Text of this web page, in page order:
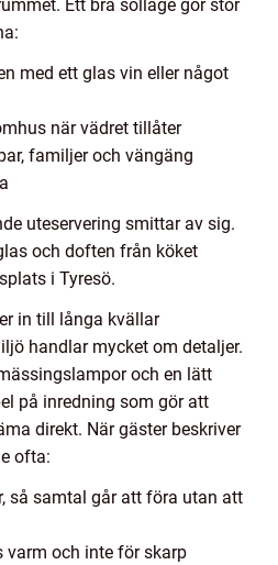
Ett bra solläge gör stor
med ett glas vin eller något
när vädret tillåter
familjer och vängäng
uteservering smittar av sig.
och doften från köket
i Tyresö.
in till långa kvällar
handlar mycket om detaljer.
och en lätt
på inredning som gör att
direkt. När gäster beskriver
ofta:
så samtal går att föra utan att
varm och inte för skarp